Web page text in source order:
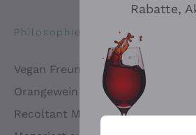
Philosophien
Vegan Freundlich
Orangewein
Recoltant Manipulant
Rabatte,